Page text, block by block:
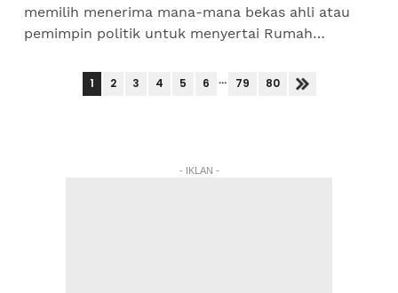
memilih menerima mana-mana bekas ahli atau
pemimpin politik untuk menyertai Rumah
Khaled Nordin berkata, semua...
1 2 3 4 5 6 ... 79 80
- IKLAN -